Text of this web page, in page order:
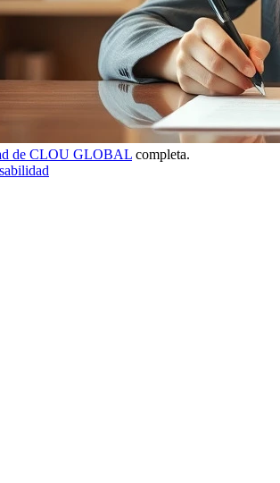
de CLOU GLOBAL completa.